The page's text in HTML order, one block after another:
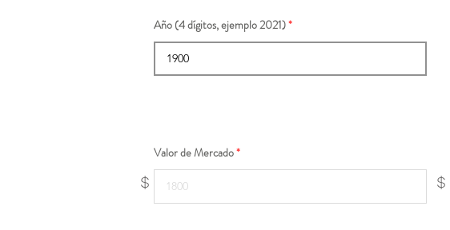
Año (4 dígitos, ejemplo 2021)
$
Valor de Mercado
$